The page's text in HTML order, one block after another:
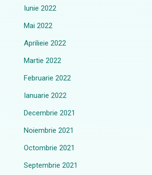
Iunie 2022
Mai 2022
Aprilieie 2022
Martie 2022
Februarie 2022
Ianuarie 2022
Decembrie 2021
Noiembrie 2021
Octombrie 2021
Septembrie 2021